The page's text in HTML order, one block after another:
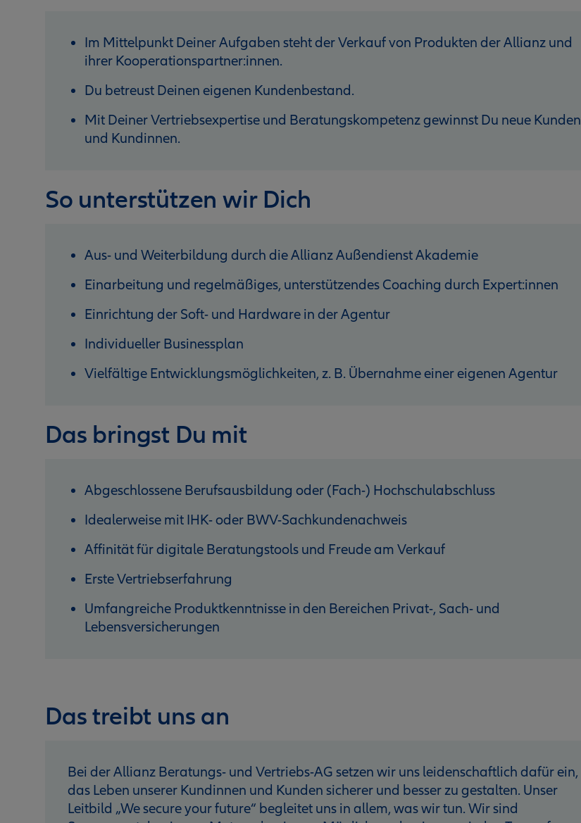
Im Mittelpunkt Deiner Aufgaben steht der Verkauf von Produkten der Allianz und
ihrer Kooperationspartner:innen.
Du betreust Deinen eigenen Kundenbestand.
Mit Deiner Vertriebsexpertise und Beratungskompetenz gewinnst Du neue Kunden
und Kundinnen.
So unterstützen wir Dich
Aus- und Weiterbildung durch die Allianz Außendienst Akademie
Einarbeitung und regelmäßiges, unterstützendes Coaching durch Expert:innen
Einrichtung der Soft- und Hardware in der Agentur
Individueller Businessplan
Vielfältige Entwicklungsmöglichkeiten, z. B. Übernahme einer eigenen Agentur
Das bringst Du mit
Abgeschlossene Berufsausbildung oder (Fach-) Hochschulabschluss
Idealerweise mit IHK- oder BWV-Sachkundenachweis
Affinität für digitale Beratungstools und Freude am Verkauf
Erste Vertriebserfahrung
Umfangreiche Produktkenntnisse in den Bereichen Privat-, Sach- und
Lebensversicherungen
Das treibt uns an
Bei der Allianz Beratungs- und Vertriebs-AG setzen wir uns leidenschaftlich dafür ein,
das Leben unserer Kundinnen und Kunden sicherer und besser zu gestalten. Unser
Leitbild „We secure your future“ begleitet uns in allem, was wir tun. Wir sind